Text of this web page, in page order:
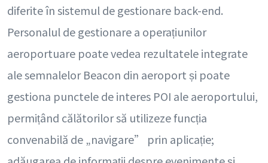
diferite în sistemul de gestionare back-end.
Personalul de gestionare a operațiunilor
aeroportuare poate vedea rezultatele integrate
ale semnalelor Beacon din aeroport și poate
gestiona punctele de interes POI ale aeroportului,
permițând călătorilor să utilizeze funcția
convenabilă de „navigare” prin aplicație;